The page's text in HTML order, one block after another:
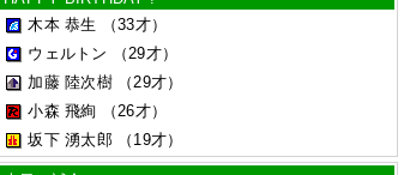
木本 恭生
（33才）
ウェルトン
（29才）
加藤 陸次樹
（29才）
小森 飛絢
（26才）
坂下 湧太郎
（19才）